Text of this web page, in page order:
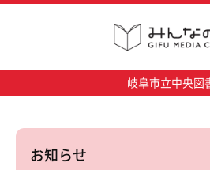
岐阜市立中央図
お知らせ